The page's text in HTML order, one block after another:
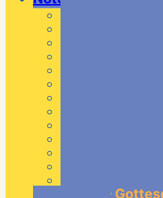
Noten –
Noten –
Noten –
Noten –
Noten –
Noten –
Noten –